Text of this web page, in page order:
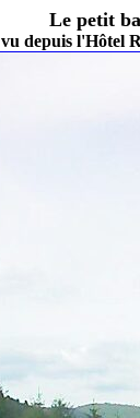
Le petit
vu depuis l'Hôtel